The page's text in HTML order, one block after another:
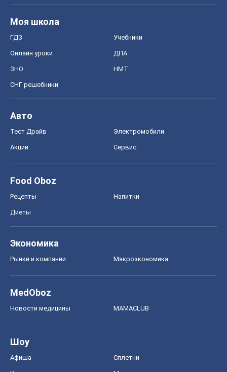
Моя школа
ГДЗ Учебники
Онлайн уроки ДПА
ЗНО НМТ
СНГ решебники
Авто
Тест Драйв Электромобили
Акции Сервис
Food Oboz
Рецепты Напитки
Диеты
Экономика
Рынки и компании Mакроэкономика
MedOboz
Новости медицины MAMACLUB
Шоу
Афиша Сплетни